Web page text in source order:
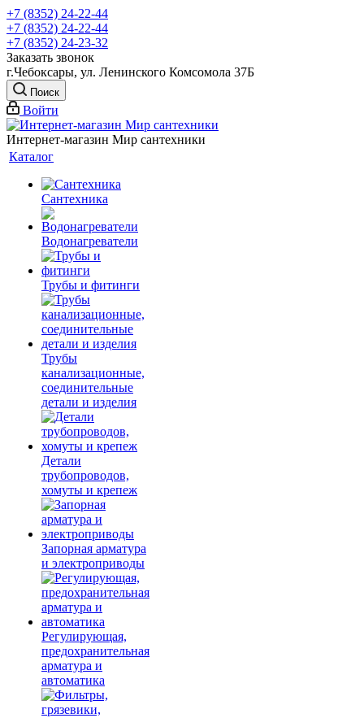
+7 (8352) 24-22-44
+7 (8352) 24-22-44
+7 (8352) 24-23-32
Заказать звонок
г.Чебоксары, ул. Ленинского Комсомола 37Б
Поиск
Войти
Интернет-магазин Мир сантехники
Каталог
Сантехника
Водонагреватели
Трубы и фитинги
Трубы
канализационные,
соединительные
детали и изделия
Детали
трубопроводов,
хомуты и крепеж
Запорная арматура
и электроприводы
Регулирующая,
предохранительная
арматура и
автоматика